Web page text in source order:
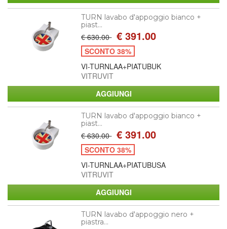
TURN lavabo d'appoggio bianco +
piast...
€ 630.00 € 391.00
SCONTO 38%
VI-TURNLAA+PIATUBUK
VITRUVIT
TURN lavabo d'appoggio bianco +
piast...
€ 630.00 € 391.00
SCONTO 38%
VI-TURNLAA+PIATUBUSA
VITRUVIT
TURN lavabo d'appoggio nero +
piastra...